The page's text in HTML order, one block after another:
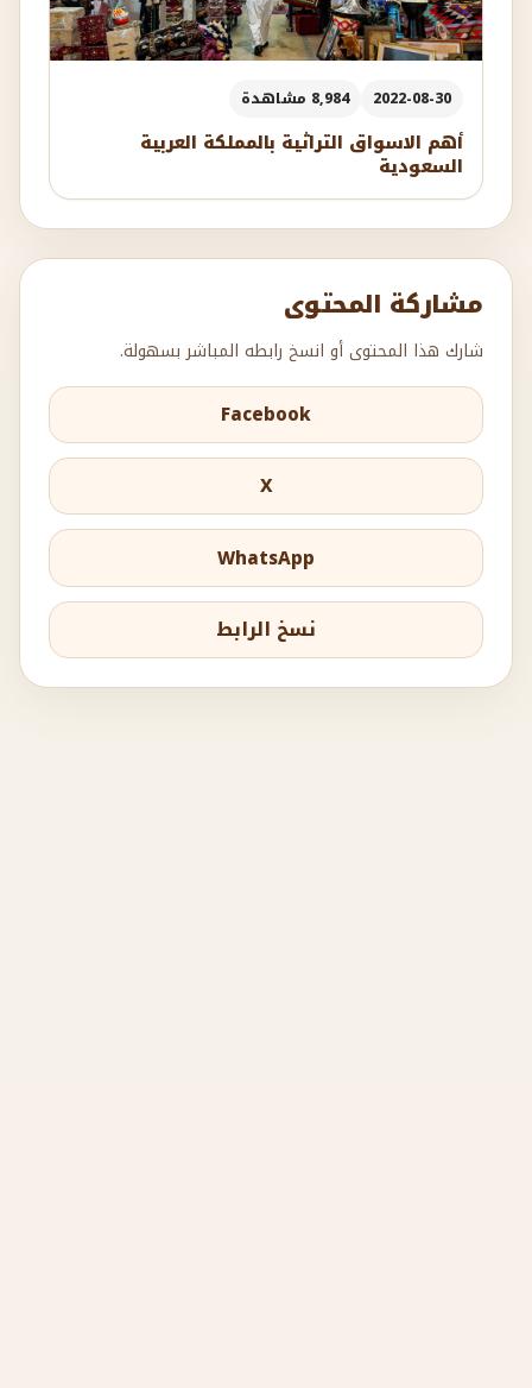
2022-08-30 8,984 مشاهدة
أهم الاسواق التراثية بالمملكة العربية
السعودية
مشاركة المحتوى
شارك هذا المحتوى أو انسخ رابطه المباشر بسهولة.
Facebook
X
WhatsApp
نسخ الرابط